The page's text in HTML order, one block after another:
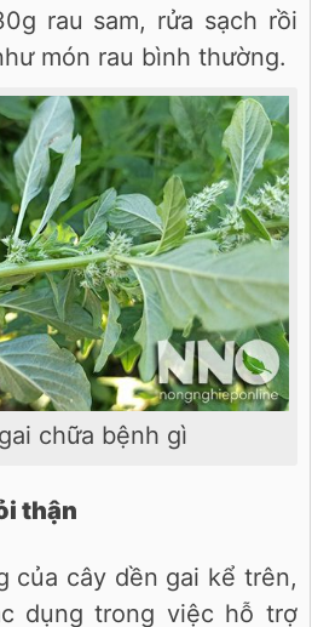
rau sam, rửa sạch rồi
món rau bình thường.
chữa bệnh gì
thận
của cây dền gai kể trên,
dụng trong việc hỗ trợ